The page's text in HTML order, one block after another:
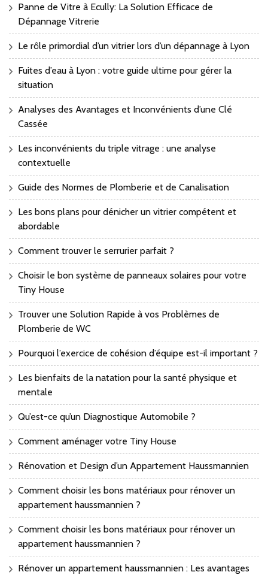
Panne de Vitre à Ecully: La Solution Efficace de
Dépannage Vitrerie
Le rôle primordial d’un vitrier lors d’un dépannage à Lyon
Fuites d’eau à Lyon : votre guide ultime pour gérer la
situation
Analyses des Avantages et Inconvénients d’une Clé
Cassée
Les inconvénients du triple vitrage : une analyse
contextuelle
Guide des Normes de Plomberie et de Canalisation
Les bons plans pour dénicher un vitrier compétent et
abordable
Comment trouver le serrurier parfait ?
Choisir le bon système de panneaux solaires pour votre
Tiny House
Trouver une Solution Rapide à vos Problèmes de
Plomberie de WC
Pourquoi l’exercice de cohésion d’équipe est-il important ?
Les bienfaits de la natation pour la santé physique et
mentale
Qu’est-ce qu’un Diagnostique Automobile ?
Comment aménager votre Tiny House
Rénovation et Design d’un Appartement Haussmannien
Comment choisir les bons matériaux pour rénover un
appartement haussmannien ?
Comment choisir les bons matériaux pour rénover un
appartement haussmannien ?
Rénover un appartement haussmannien : Les avantages